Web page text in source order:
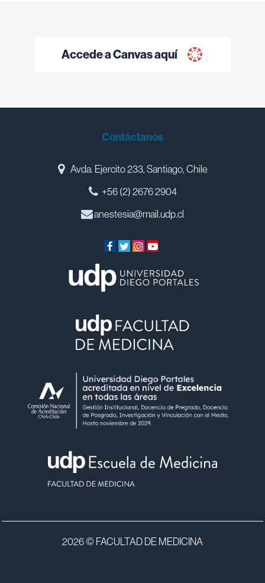
Accede a Canvas aquí
Contáctanos
Avda. Ejercito 233, Santiago, Chile
+56 (2) 2676 2904
anestesia@mail.udp.cl
2026 © FACULTAD DE MEDICINA